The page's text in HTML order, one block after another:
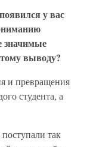
у вас
выводу?
и превращения
студента, а
так